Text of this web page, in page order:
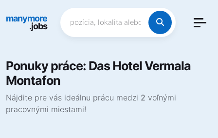
manymore
.jobs
Ponuky práce: Das Hotel Vermala
Montafon
Nájdite pre vás ideálnu prácu medzi 2 voľnými
pracovnými miestami!